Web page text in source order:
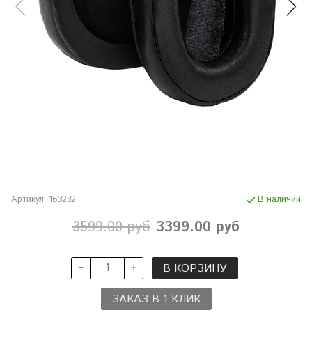
Артикул: 163232 В наличии
3599.00 руб 3399.00 руб
В КОРЗИНУ
ЗАКАЗ В 1 КЛИК